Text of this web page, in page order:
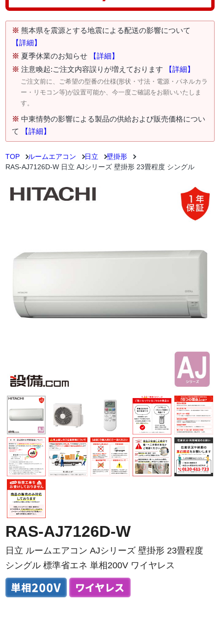
※ 熊本県を震源とする地震による配送の影響について
【詳細】
※ 夏季休業のお知らせ
【詳細】
※ 注意喚起:ご注文内容誤りが増えております 【詳細】
ご注文前に、ご希望の型番の仕様(形状・寸法・電源・パネルカラ
ー・リモコン等)が設置可能か、今一度ご確認をお願いいたしま
す。
※ 中東情勢の影響による製品の供給および販売価格につい
て
【詳細】
TOP ルームエアコン 日立
壁掛形
RAS-AJ7126D-W 日立 AJシリーズ 壁掛形 23畳程度 シングル
RAS-AJ7126D-W
日立 ルームエアコン AJシリーズ 壁掛形 23畳程度
シングル 標準省エネ 単相200V ワイヤレス